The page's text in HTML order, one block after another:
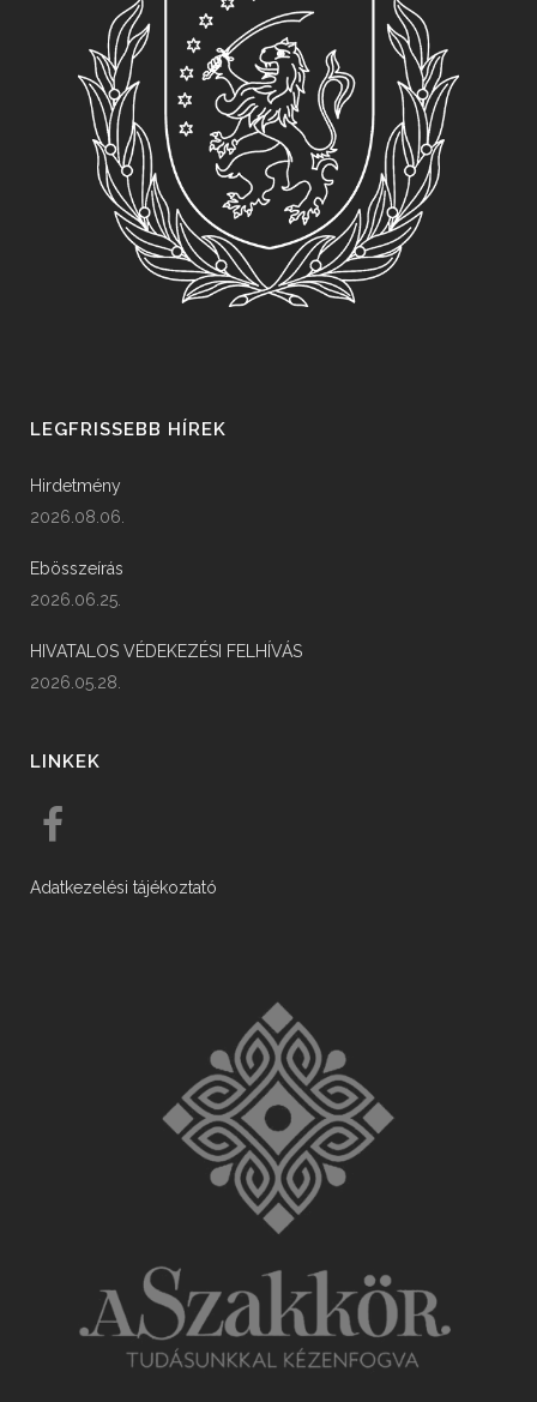
LEGFRISSEBB HÍREK
Hirdetmény
2026.08.06.
Ebösszeírás
2026.06.25.
HIVATALOS VÉDEKEZÉSI FELHÍVÁS
2026.05.28.
LINKEK
Adatkezelési tájékoztató